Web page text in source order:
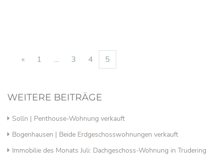
« 1 … 3 4 5
WEITERE BEITRÄGE
Solln | Penthouse-Wohnung verkauft
Bogenhausen | Beide Erdgeschosswohnungen verkauft
Immobilie des Monats Juli: Dachgeschoss-Wohnung in Trudering